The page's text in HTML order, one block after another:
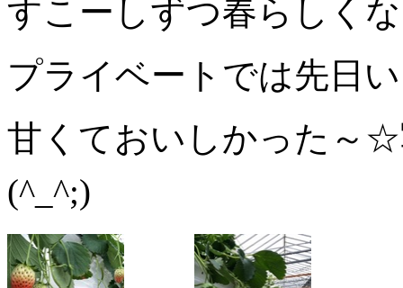
すこーしずつ春らしく
プライベートでは先日
甘くておいしかった～
(^_^;)